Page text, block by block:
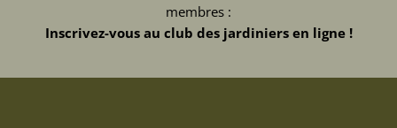
membres :
Inscrivez-vous au club des jardiniers en ligne !